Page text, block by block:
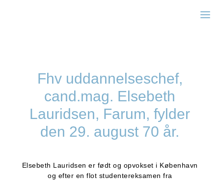
Fhv uddannelseschef,
cand.mag. Elsebeth
Lauridsen, Farum, fylder
den 29. august 70 år.
Elsebeth Lauridsen er født og opvokset i København
og efter en flot studentereksamen fra